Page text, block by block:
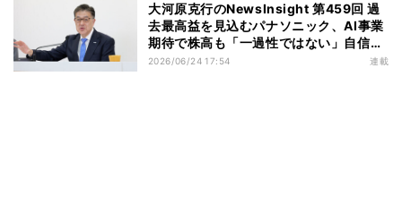
大河原克行のNewsInsight 第459回 過
去最高益を見込むパナソニック、AI事業
期待で株高も「一過性ではない」自信の
背景
2026/06/24 17:54 連載